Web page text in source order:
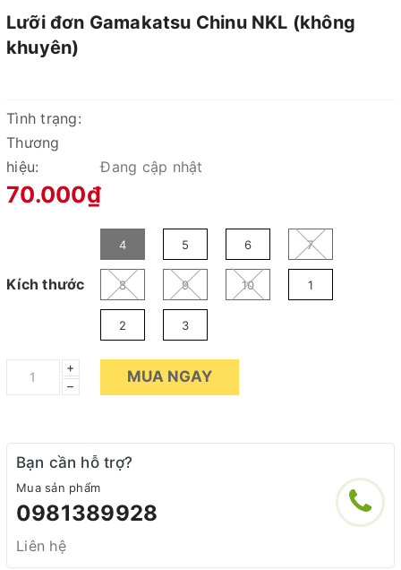
Lưỡi đơn Gamakatsu Chinu NKL (không
khuyên)
Tình trạng:
Thương
hiệu:
Đang cập nhật
70.000₫
Kích thước
4 5 6 7
8 9 10 1
2 3
+
–
MUA NGAY
Bạn cần hỗ trợ?
Mua sản phẩm
0981389928
Liên hệ